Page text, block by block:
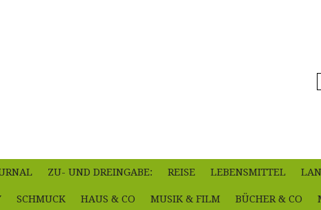
ZU- UND DREINGABE: REISE LEBENSMITTEL
SCHMUCK HAUS & CO MUSIK & FILM BÜCHER & CO